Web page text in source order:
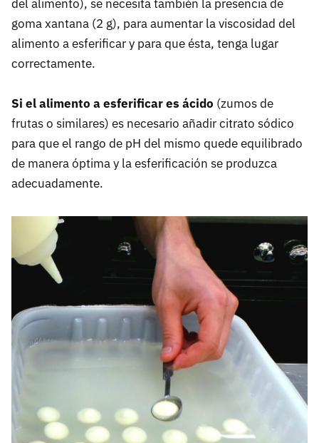
del alimento), se necesita también la presencia de
goma xantana (2 g), para aumentar la viscosidad del
alimento a esferificar y para que ésta, tenga lugar
correctamente.
Si el alimento a esferificar es ácido (zumos de
frutas o similares) es necesario añadir citrato sódico
para que el rango de pH del mismo quede equilibrado
de manera óptima y la esferificación se produzca
adecuadamente.